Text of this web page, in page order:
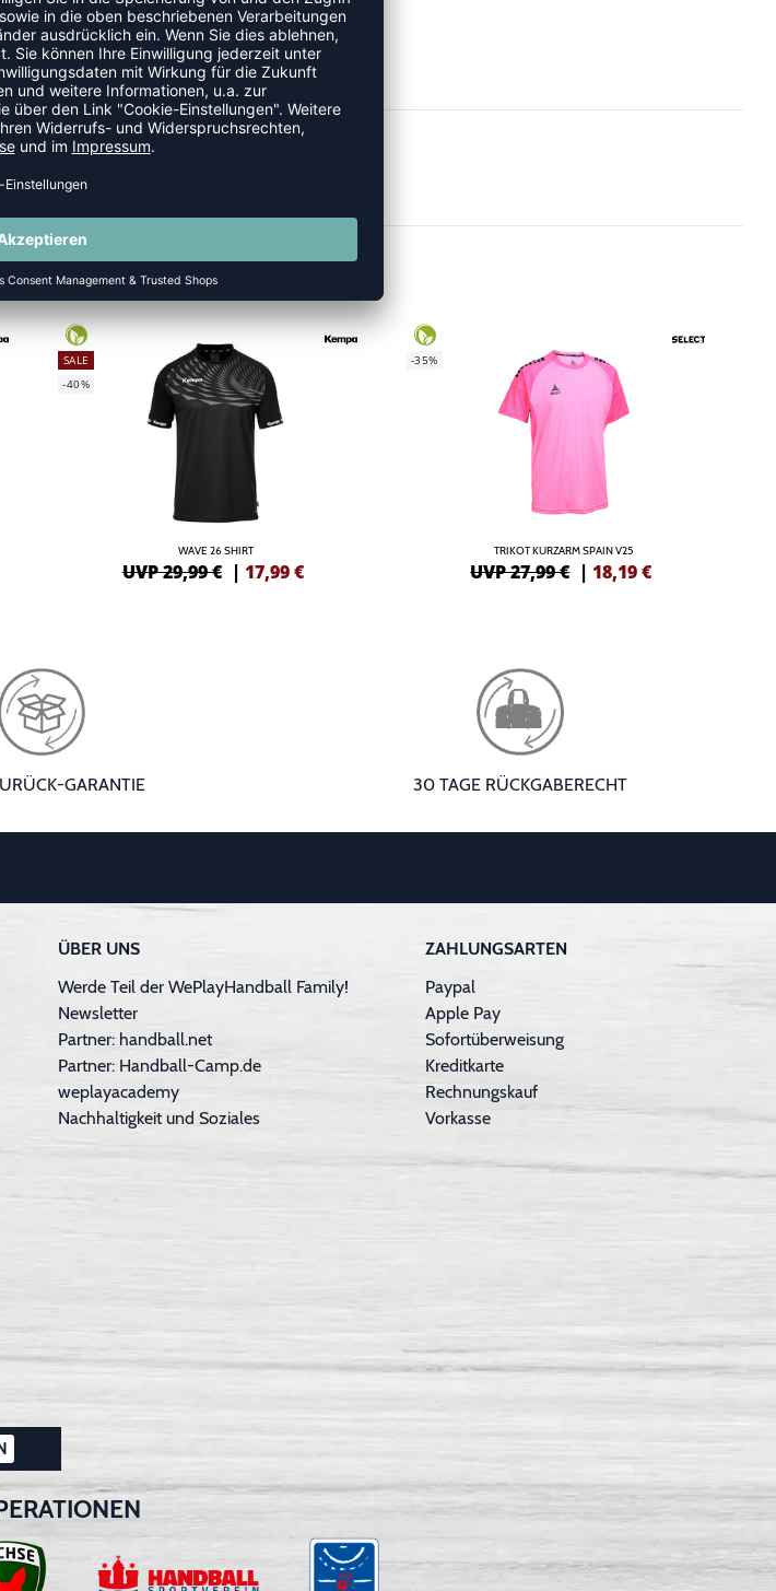
einer größeren Bestellung
an, schreibe uns
SALE
-40%
WAVE 26 SHIRT
UVP 29,99 € | 17,99€
-35%
TRIKOT KURZARM SPAIN V25
UVP 27,99 € |18,19€
GARANTIE 30 TAGE RÜCKGABERECHT
ÜBER UNS
Werde Teil der WePlayHandball Family!
Newsletter
Partner: handball.net
Partner: Handball-Camp.de
weplayacademy
Nachhaltigkeit und Soziales
ZAHLUNGSARTEN
Paypal
Apple Pay
Sofortüberweisung
Kreditkarte
Rechnungskauf
Vorkasse